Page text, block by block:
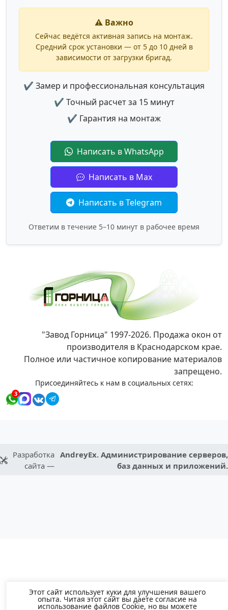
Этот сайт использует куки для улучшения вашего
опыта. Читая этот сайт вы даете согласие на
использование файлов Cookie, но вы можете
⚠️ Важно
Сейчас ведётся активная запись на монтаж.
Средний срок установки — от 5 до 10 дней в
зависимости от загрузки бригад.
✔ Замер и профессиональная консультация
✔ Точный расчет за 15 минут
✔ Гарантия на монтаж
Написать в WhatsApp
Написать в Max
Написать в Telegram
Ответим в течение 5–10 минут в рабочее время
"Завод Горница" 1997-2026. Продажа окон от
производителя в Краснодарском крае.
Полное или частичное копирование материалов
запрещено.
Присоединяйтесь к нам в социальных сетях:
3
Разработка
сайта —
AndreyEx. Администрирование серверов,
баз данных и приложений.